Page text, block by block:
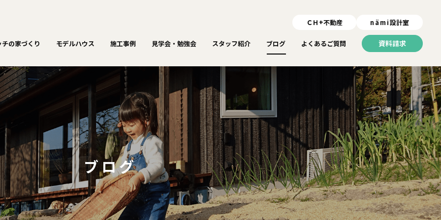
ＣＨ+不動産 nämi設計室
の家づくり モデルハウス 施工事例 見学会・勉強会 スタッフ紹介 ブログ よくあるご質問 資料請求
ブログ